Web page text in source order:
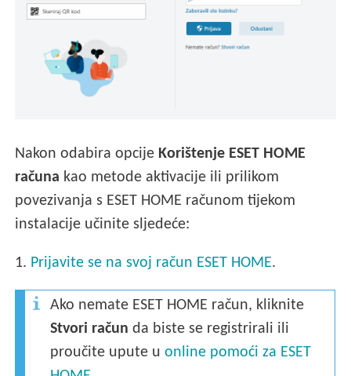
Nakon odabira opcije Korištenje ESET HOME
računa kao metode aktivacije ili prilikom
povezivanja s ESET HOME računom tijekom
instalacije učinite sljedeće:
1. Prijavite se na svoj račun ESET HOME.
Ako nemate ESET HOME račun, kliknite
Stvori račun da biste se registrirali ili
proučite upute uonline pomoći za ESET